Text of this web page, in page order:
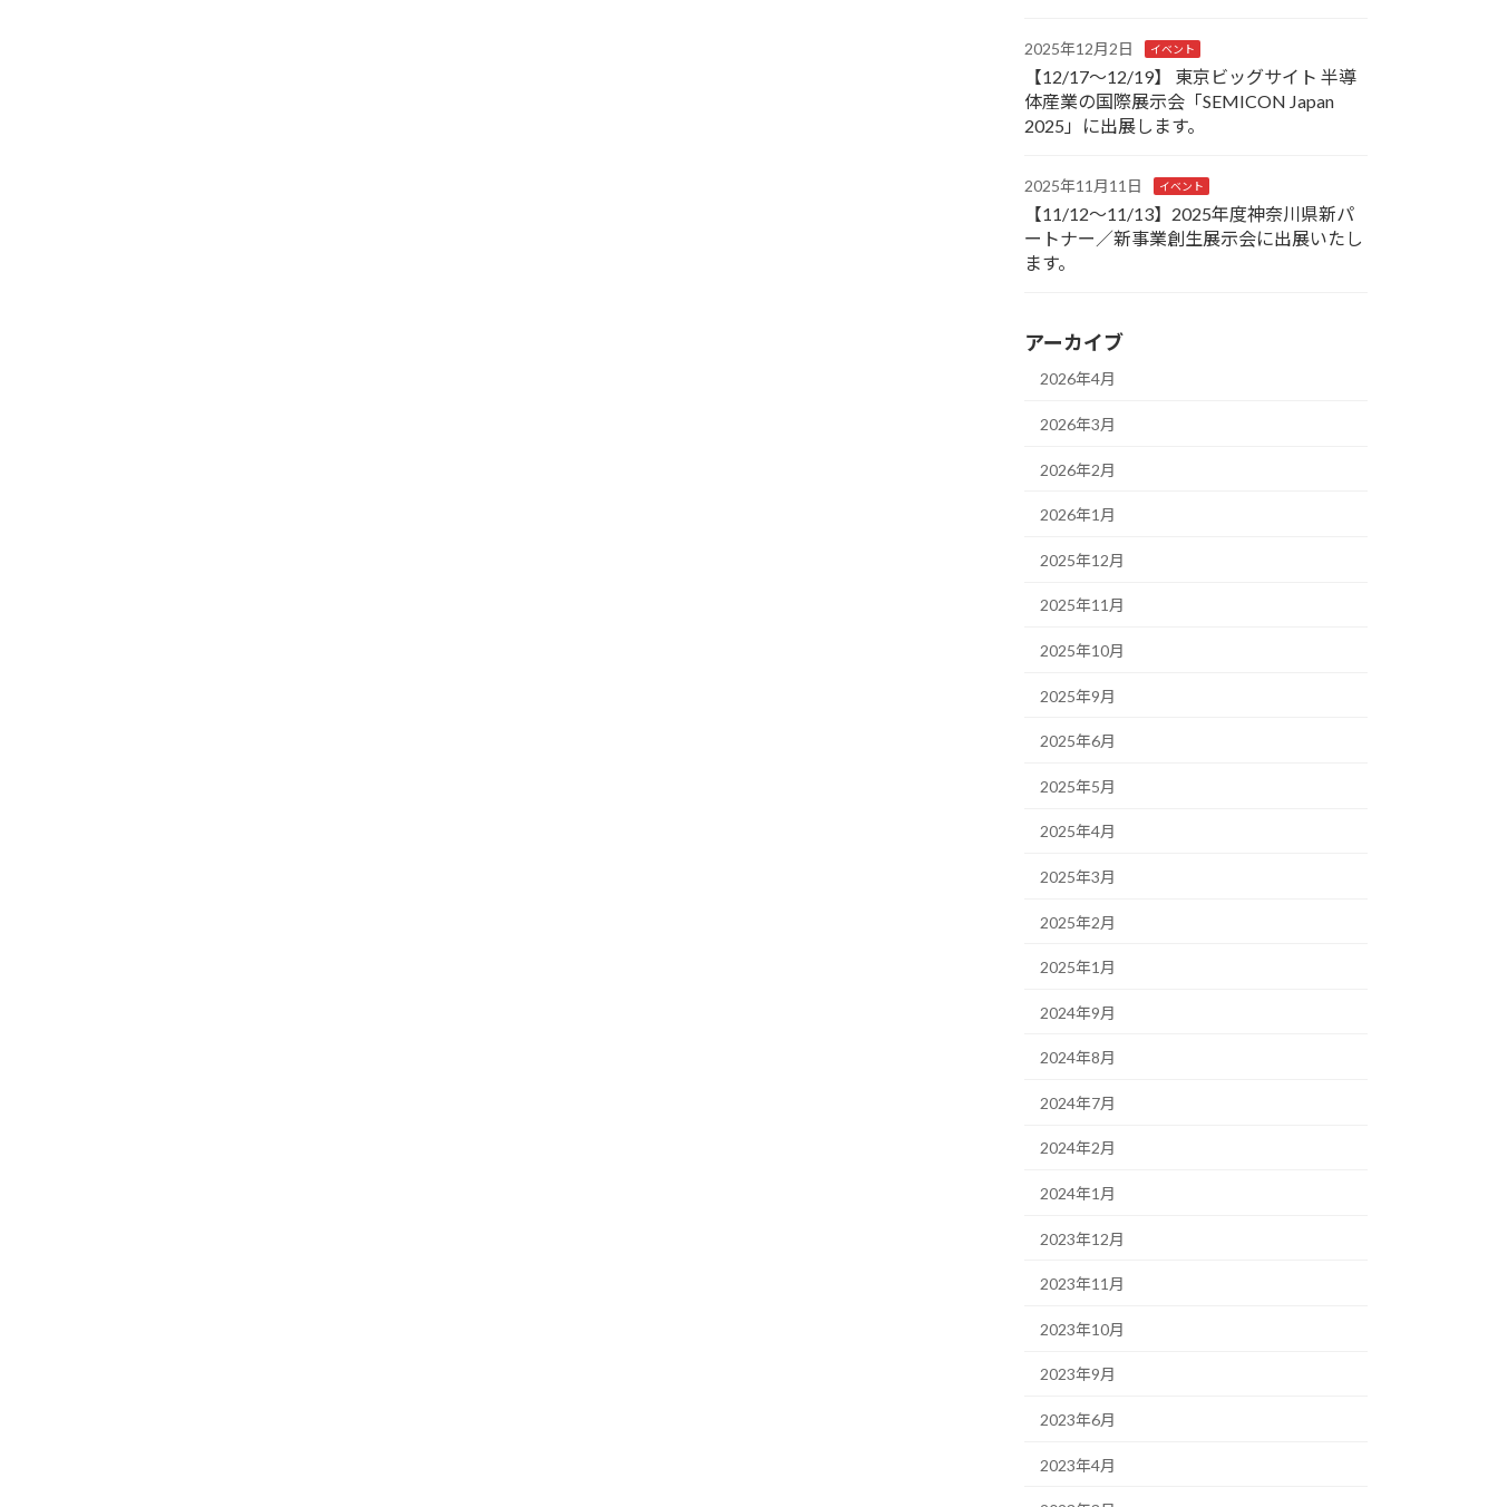
2025年12月2日 イベント
【12/17～12/19】 東京ビッグサイト 半導
体産業の国際展示会「SEMICON Japan
2025」に出展します。
2025年11月11日 イベント
【11/12～11/13】2025年度神奈川県新パ
ートナー／新事業創生展示会に出展いたし
ます。
アーカイブ
2026年4月
2026年3月
2026年2月
2026年1月
2025年12月
2025年11月
2025年10月
2025年9月
2025年6月
2025年5月
2025年4月
2025年3月
2025年2月
2025年1月
2024年9月
2024年8月
2024年7月
2024年2月
2024年1月
2023年12月
2023年11月
2023年10月
2023年9月
2023年6月
2023年4月